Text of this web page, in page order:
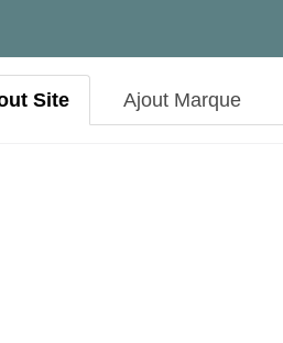
Site Ajout Marque